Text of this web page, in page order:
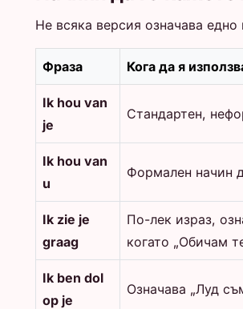
Не всяка версия означава
Фраза Кога да я
Ik hou van
je
Стандартен,
Ik hou van
u
Формален начин
Ik zie je
graag
По-лек израз,
когато „Обичам
Ik ben dol
op je
Означава „Луд